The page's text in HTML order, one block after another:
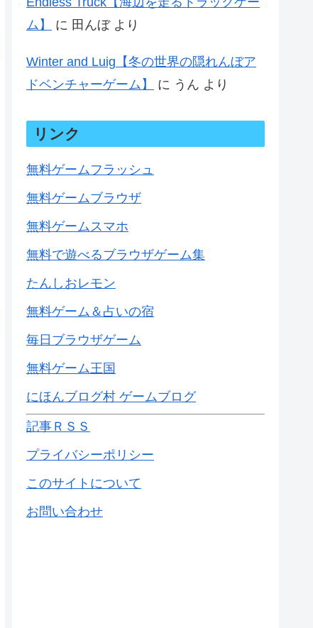
ム】
に 田んぼより
Winter and Luig【冬の世界の隠れんぼア
ドベンチャーゲーム】
に うん より
リンク
無料ゲームフラッシュ
無料ゲームブラウザ
無料ゲームスマホ
無料で遊べるブラウザゲーム集
たんしおレモン
無料ゲーム＆占いの宿
毎日ブラウザゲーム
無料ゲーム王国
にほんブログ村 ゲームブログ
記事ＲＳＳ
プライバシーポリシー
このサイトについて
お問い合わせ